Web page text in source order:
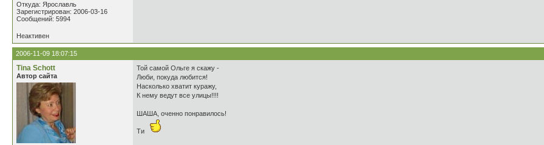
Откуда: Ярославль
Зарегистрирован: 2006-03-16
Сообщений: 5994
Неактивен
2006-11-09 18:07:15
Tina Schott
Автор сайта
Той самой Ольге я скажу -
Люби, покуда любится!
Насколько хватит куражу,
К нему ведут все улицы!!!!
ШАША, оченно понравилось!
Ти